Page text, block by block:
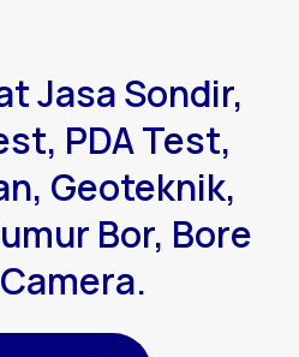
Jasa Sondir,
PDA Test,
Geoteknik,
Bor, Bore